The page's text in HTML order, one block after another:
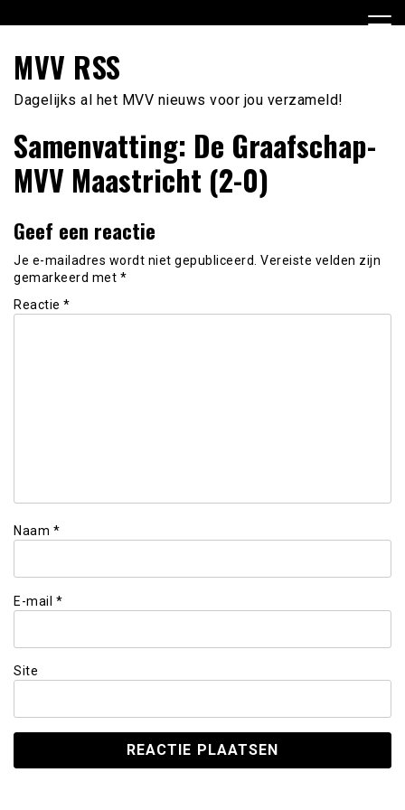
naar
inhoud
MVV RSS
Dagelijks al het MVV nieuws voor jou verzameld!
Samenvatting: De Graafschap-
MVV Maastricht (2-0)
Geef een reactie
Je e-mailadres wordt niet gepubliceerd. Vereiste velden zijn
gemarkeerd met *
Reactie *
Naam *
E-mail *
Site